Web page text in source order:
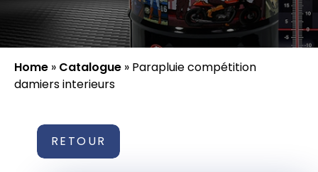
Home » Catalogue » Parapluie compétition
damiers interieurs
RETOUR